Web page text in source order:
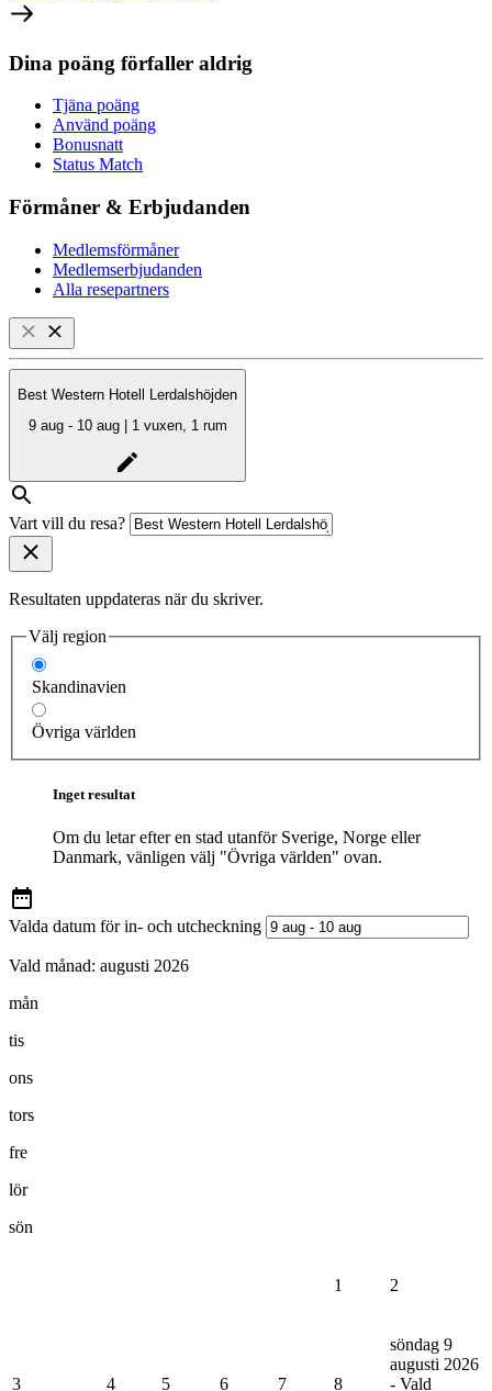
Dina poäng förfaller aldrig
Tjäna poäng
Använd poäng
Bonusnatt
Status Match
Förmåner & Erbjudanden
Medlemsförmåner
Medlemserbjudanden
Alla resepartners
Best Western Hotell Lerdalshöjden
9 aug - 10 aug | 1 vuxen, 1 rum
Vart vill du resa?
Resultaten uppdateras när du skriver.
Välj region
Skandinavien
Övriga världen
Inget resultat
Om du letar efter en stad utanför Sverige, Norge eller
Danmark, vänligen välj "Övriga världen" ovan.
Valda datum för in- och utcheckning
Vald månad: augusti 2026
mån
tis
ons
tors
fre
lör
sön
1 2
3 4 5 6 7 8
söndag 9
augusti 2026
- Vald